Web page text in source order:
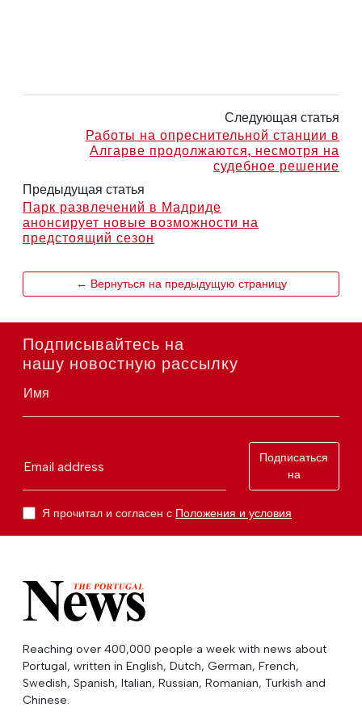
Следующая статья
Работы на опреснительной станции в
Алгарве продолжаются, несмотря на
судебное решение
Предыдущая статья
Парк развлечений в Мадриде
анонсирует новые возможности на
предстоящий сезон
← Вернуться на предыдущую страницу
Подписывайтесь на
нашу новостную рассылку
Имя
Email address
Подписаться
на
Я прочитал и согласен с Положения и условия
Reaching over 400,000 people a week with news about
Portugal, written in English, Dutch, German, French,
Swedish, Spanish, Italian, Russian, Romanian, Turkish and
Chinese.